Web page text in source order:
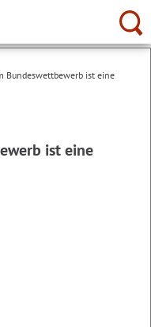
Bundeswettbewerb ist eine
ist eine